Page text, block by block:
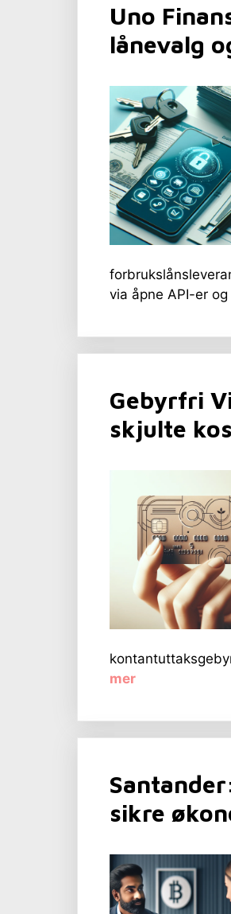
Uno
lånevalg
via åpne API-er
Gebyrfri
skjulte
mer
sikre